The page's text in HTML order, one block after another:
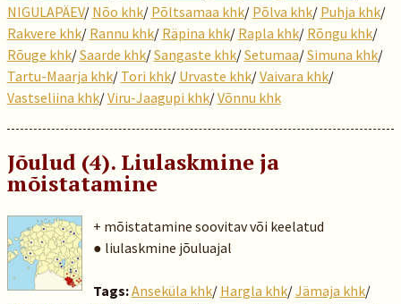
NIGULAPÄEV/ Nõo khk/ Põltsamaa khk/ Põlva khk/ Puhja khk/
Rakvere khk/ Rannu khk/ Räpina khk/ Rapla khk/ Rõngu khk/
Rõuge khk/Saarde khk/Sangaste khk/Setumaa/Simuna khk/
Tartu-Maarja khk/ Tori khk/ Urvaste khk/Vaivara khk/
Vastseliina khk/Viru-Jaagupi khk/Võnnu khk
Jõulud (4). Liulaskmine ja
mõistatamine
+ mõistatamine soovitav või keelatud
● liulaskmine jõuluajal
Tags:Anseküla khk/ Hargla khk/Jämaja khk/